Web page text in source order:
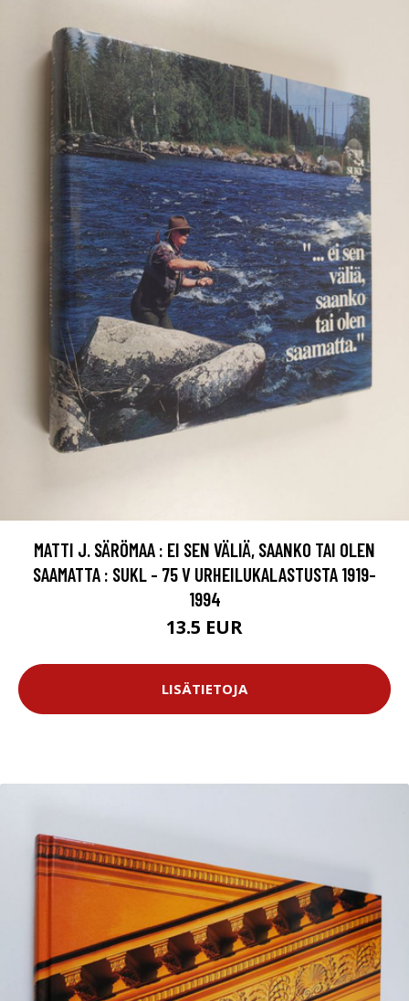
MATTI J. SÄRÖMAA : EI SEN VÄLIÄ, SAANKO TAI OLEN
SAAMATTA : SUKL - 75 V URHEILUKALASTUSTA 1919-
1994
13.5 EUR
LISÄTIETOJA